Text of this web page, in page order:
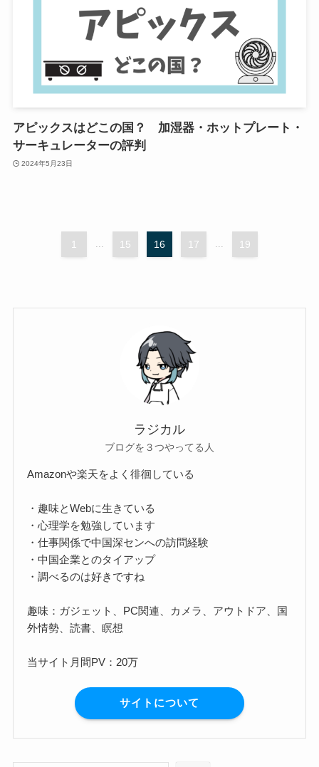
アピックスはどこの国？ 加湿器・ホットプレート・
サーキュレーターの評判
2024年5月23日
1 ... 15 16 17 ... 19
ラジカル
ブログを３つやってる人
Amazonや楽天をよく徘徊している
・趣味とWebに生きている
・心理学を勉強しています
・仕事関係で中国深センへの訪問経験
・中国企業とのタイアップ
・調べるのは好きですね
趣味：ガジェット、PC関連、カメラ、アウトドア、国
外情勢、読書、瞑想
当サイト月間PV：20万
サイトについて